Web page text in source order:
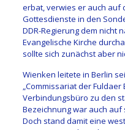
erbat, verwies er auch auf
Gottesdienste in den
DDR-Regierung dem nicht
Evangelische Kirche
sollte sich zunächst aber
Wienken leitete in Berlin
„Commissariat der
Verbindungsbüro zu den
Bezeichnung war auch
Doch stand damit eine